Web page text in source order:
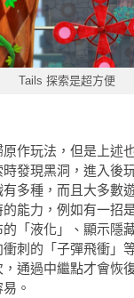
Tails 探索是超方便
作玩法，但是上述
發現黑洞，進入後
有多種，而且大多數
能力，例如有一招
「液化」、顯示隱
刺的「子彈飛衝」
通過中繼點才會恢
。